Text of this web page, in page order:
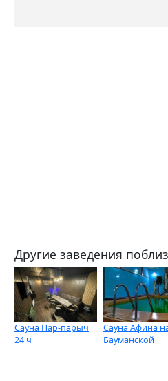
Другие заведения
Сауна Пар-парыч
24 ч
Сауна Афина
Бауманской